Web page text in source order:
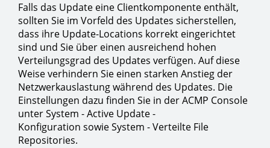
Falls das Update eine Clientkomponente enthält,
sollten Sie im Vorfeld des Updates sicherstellen,
dass ihre Update-Locations korrekt eingerichtet
sind und Sie über einen ausreichend hohen
Verteilungsgrad des Updates verfügen. Auf diese
Weise verhindern Sie einen starken Anstieg der
Netzwerkauslastung während des Updates. Die
Einstellungen dazu finden Sie in der ACMP Console
unter System - Active Update -
Konfiguration sowie System - Verteilte File
Repositories.